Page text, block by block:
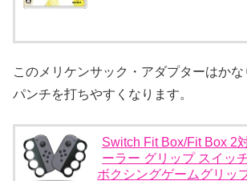
このメリケンサック・アダプターはかな
パンチを打ちやすくなります。
Switch Fit Box/Fit Box 2
ーラー グリップ スイッ
ボクシングゲームグリッ